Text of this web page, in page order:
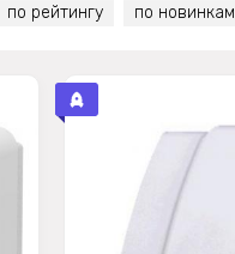
по рейтингу по новинкам